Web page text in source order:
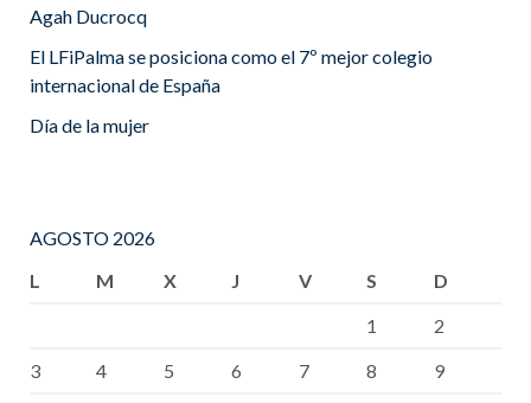
Agah Ducrocq
El LFiPalma se posiciona como el 7º mejor colegio
internacional de España
Día de la mujer
AGOSTO 2026
L
M X J V S
D
1
2
3
4 5 6 7 8
9